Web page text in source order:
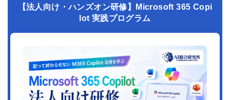
【法人向け・ハンズオン研修】Microsoft 365 Copi
lot 実践プログラム